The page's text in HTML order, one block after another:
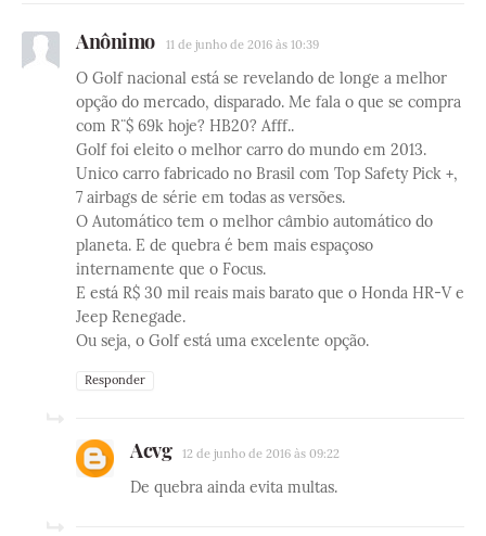
Anônimo 11 de junho de 2016 às 10:39
O Golf nacional está se revelando de longe a melhor
opção do mercado, disparado. Me fala o que se compra
com R¨$ 69k hoje? HB20? Afff..
Golf foi eleito o melhor carro do mundo em 2013.
Unico carro fabricado no Brasil com Top Safety Pick +,
7 airbags de série em todas as versões.
O Automático tem o melhor câmbio automático do
planeta. E de quebra é bem mais espaçoso
internamente que o Focus.
E está R$ 30 mil reais mais barato que o Honda HR-V e
Jeep Renegade.
Ou seja, o Golf está uma excelente opção.
Responder
Acvg 12 de junho de 2016 às 09:22
De quebra ainda evita multas.